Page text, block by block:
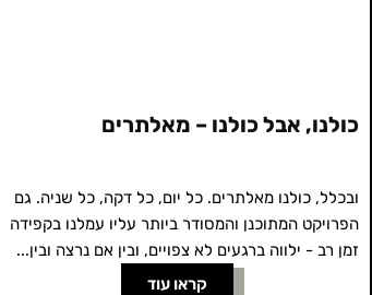
כולנו, אבל כולנו – מאלתרים
ובכלל, כולנו מאלתרים. כל יום, כל דקה, כל שניה. גם
הפרויקט המתוכנן והמסודר ביותר עליו עמלנו בקפידה
זמן רב - ילווה ברגעים לא צפויים, ובין אם נרצה ובין...
קראו עוד